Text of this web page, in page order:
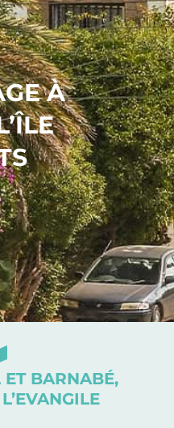
À
BARNABÉ,